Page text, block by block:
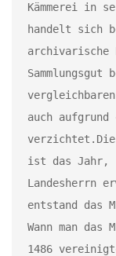
Kämmerei in
handelt sich
archivarische
auch
verzichtet.
ist das Jahr,
Landesherrn
entstand das
Wann man
1486